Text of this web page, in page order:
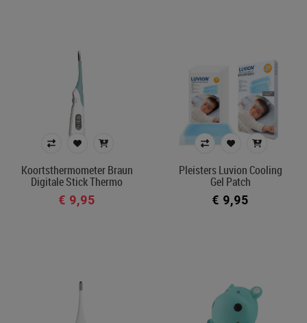
Koortsthermometer Braun
Digitale Stick Thermo
€ 9,95
Pleisters Luvion Cooling
Gel Patch
€ 9,95